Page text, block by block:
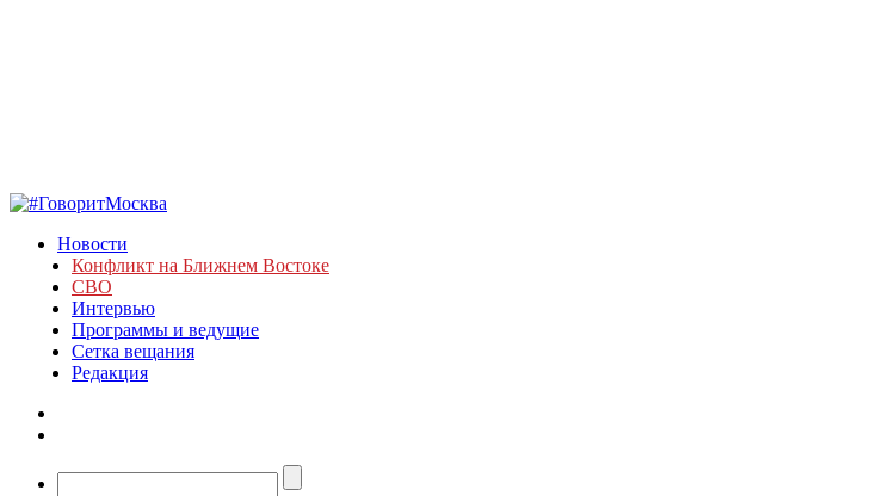
Новости
Конфликт на Ближнем Востоке
СВО
Интервью
Программы и ведущие
Сетка вещания
Редакция